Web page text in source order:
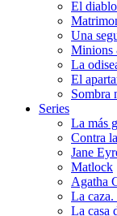
El
Una
Minions
La
El
Sombra
Series
La más
Contra
Jane
Matlock
Agatha
La
La casa